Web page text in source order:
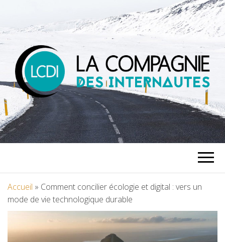
LA
COMPAGNIE
DES
INTERNAUTES
Accueil » Comment concilier écologie et digital : vers un
mode de vie technologique durable